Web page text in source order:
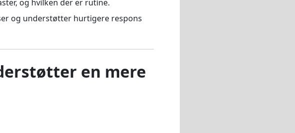
og hvilken der er rutine.
og understøtter hurtigere respons
en mere